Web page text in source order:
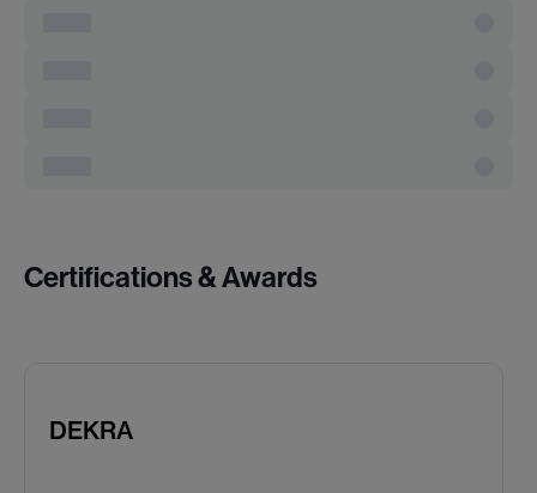
Certifications & Awards
DEKRA